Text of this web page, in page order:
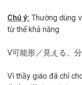
Chú ý: Thường dùng
từ thể khả năng
V可能形／見える、
Vì thầy giáo đã chỉ